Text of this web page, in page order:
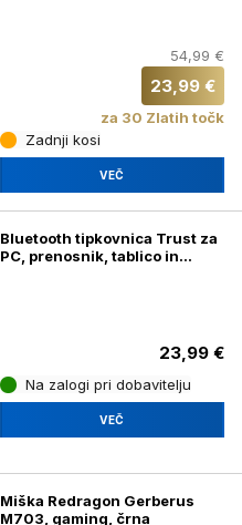
54,99 €
23,99 €
za 30 Zlatih točk
Zadnji kosi
VEČ
Bluetooth tipkovnica Trust za
PC, prenosnik, tablico in
23,99 €
Na zalogi pri dobavitelju
VEČ
Miška Redragon Gerberus
M703, gaming, črna